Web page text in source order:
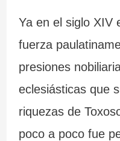
Ya en el siglo XIV
fuerza
presiones
eclesiásticas que
riquezas de
poco a poco fue